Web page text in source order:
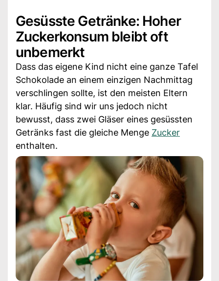
Gesüsste Getränke: Hoher
Zuckerkonsum bleibt oft
unbemerkt
Dass das eigene Kind nicht eine ganze Tafel
Schokolade an einem einzigen Nachmittag
verschlingen sollte, ist den meisten Eltern
klar. Häufig sind wir uns jedoch nicht
bewusst, dass zwei Gläser eines gesüssten
Getränks fast die gleiche Menge Zucker
enthalten.